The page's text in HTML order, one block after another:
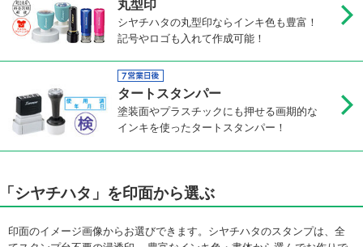
丸型印
シヤチハタの丸型印ならインキ色も豊富！
記号やロゴも入れて作成可能！
タートスタンパー
塗装面やプラスチックにも押せる画期的な
インキを使ったタートスタンパー！
シヤチハタ」を印面から選ぶ
印面のイメージ画像からお選びできます。シヤチハタのスタンプは、全